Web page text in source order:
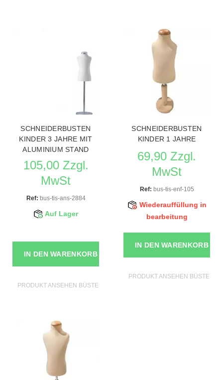
SCHNEIDERBUSTEN
KINDER 3 JAHRE MIT
ALUMINIUM STAND
105,00 Zzgl.
MwSt
Ref: bus-tis-ans-2884
Auf Lager
IN DEN WARENKORB
PRODUKT ANSEHEN BÜSTEN SCHAUFENSTERPUPPEN
SCHNEIDERBUSTEN
KINDER 1 JAHRE
69,90 Zzgl.
MwSt
Ref: bus-tis-enf-105
Wiederauffüllung in
bearbeitung
IN DEN WARENKORB
PRODUKT ANSEHEN BÜSTEN